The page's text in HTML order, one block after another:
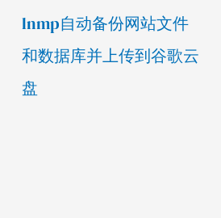
lnmp自动备份网站文件
和数据库并上传到谷歌云
盘